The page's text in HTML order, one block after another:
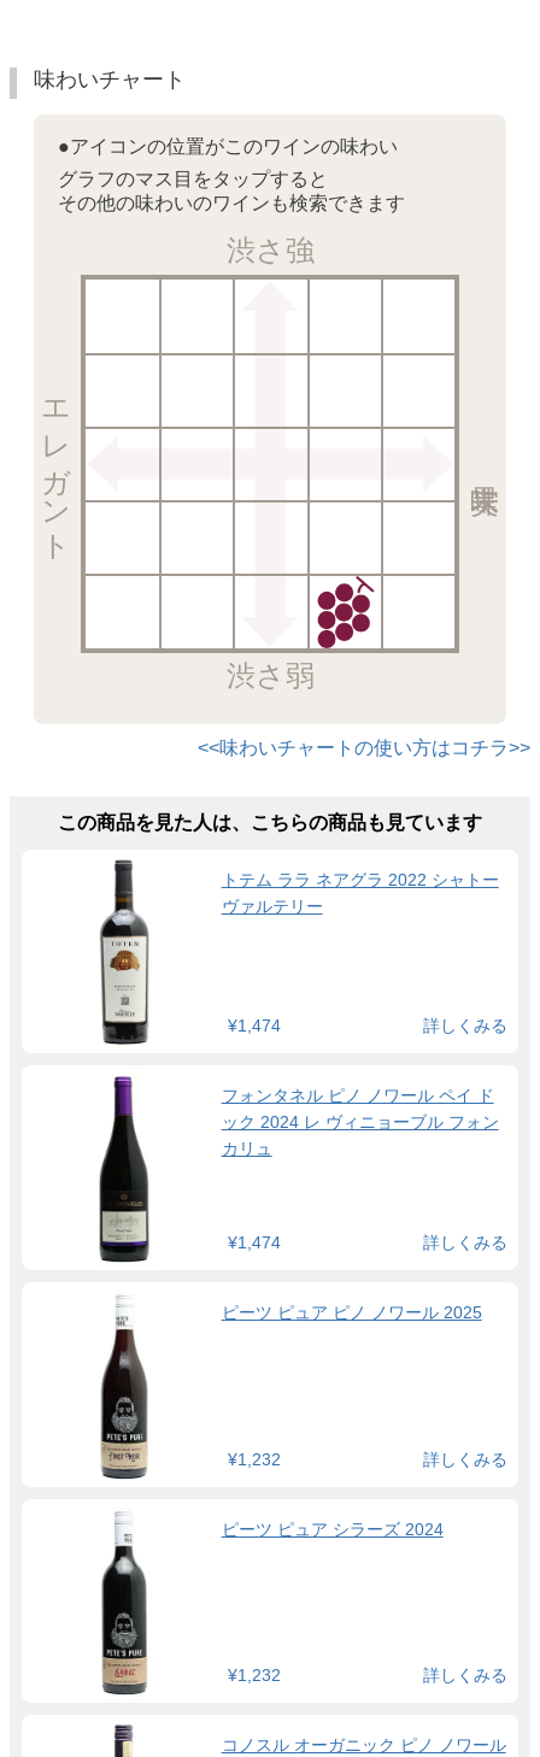
味わいチャート
●アイコンの位置がこのワインの味わい
グラフのマス目をタップすると
その他の味わいのワインも検索できます
渋さ強
渋さ弱
エレガント
<<味わいチャートの使い方はコチラ>>
この商品を見た人は、こちらの商品も見ています
トテム ララ ネアグラ 2022 シャトー
ヴァルテリー
¥1,474 詳しくみる
フォンタネル ピノ ノワール ペイ ド
ック 2024 レ ヴィニョーブル フォン
カリュ
¥1,474 詳しくみる
ピーツ ピュア ピノ ノワール 2025
¥1,232 詳しくみる
ピーツ ピュア シラーズ 2024
¥1,232 詳しくみる
コノスル オーガニック ピノ ノワール